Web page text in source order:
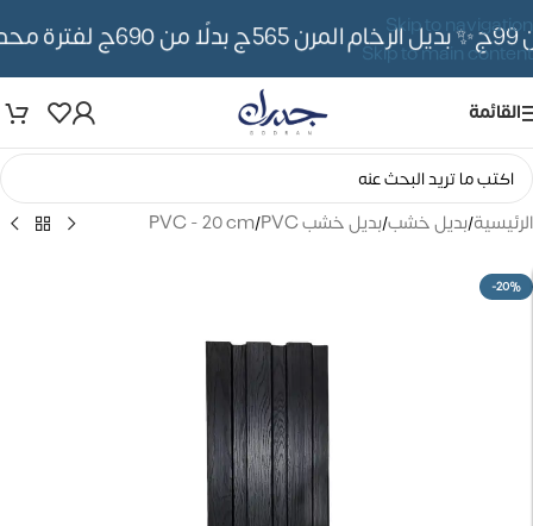
Skip to navigation
Skip to main content
✨ بديل الرخام المرن 565ج بدلًا من 690ج لفترة محدوده
القائمة
الرئيسية/بديل خشب/بديل خشب PVC /
PVC - 20 cm
-20%